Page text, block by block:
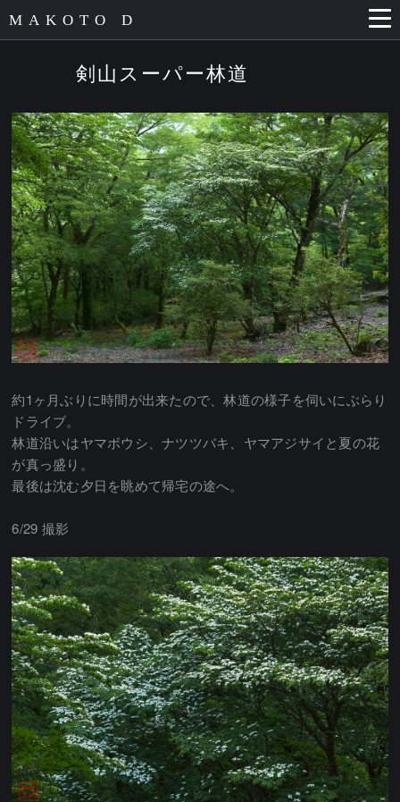
MAKOTO D
剣山スーパー林道
約1ヶ月ぶりに時間が出来たので、林道の様子を伺いにぶらり
ドライブ。
林道沿いはヤマボウシ、ナツツバキ、ヤマアジサイと夏の花
が真っ盛り。
最後は沈む夕日を眺めて帰宅の途へ。
6/29 撮影